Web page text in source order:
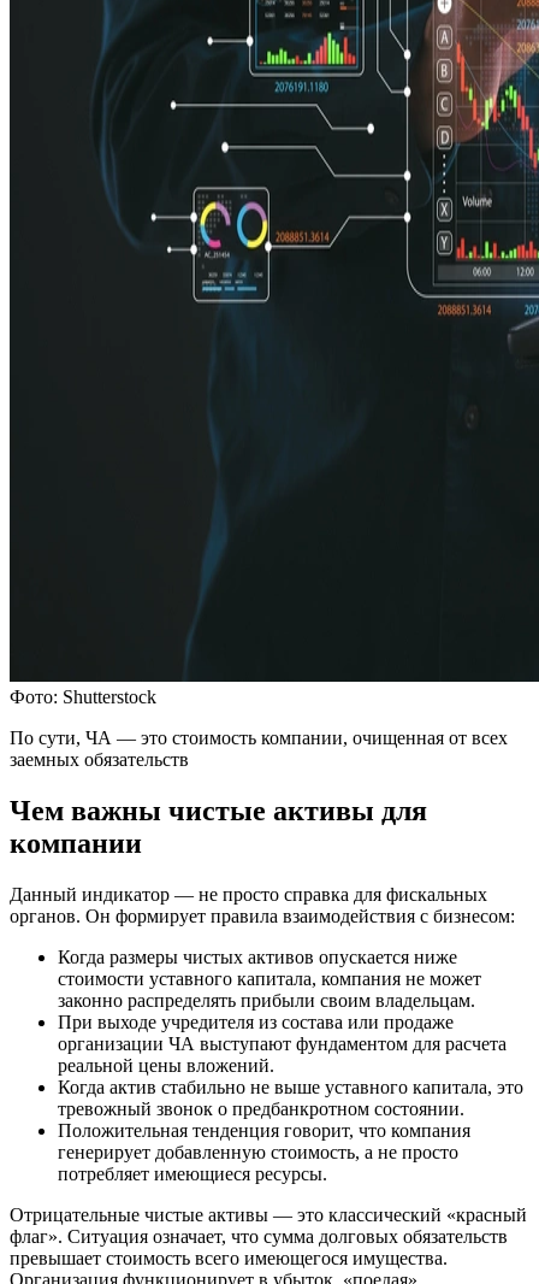
Фото: Shutterstock
По сути, ЧА ― это стоимость компании, очищенная от всех
заемных обязательств
Чем важны чистые активы для
компании
Данный индикатор — не просто справка для фискальных
органов. Он формирует правила взаимодействия с бизнесом:
Когда размеры чистых активов опускается ниже
стоимости уставного капитала, компания не может
законно распределять прибыли своим владельцам.
При выходе учредителя из состава или продаже
организации ЧА выступают фундаментом для расчета
реальной цены вложений.
Когда актив стабильно не выше уставного капитала, это
тревожный звонок о предбанкротном состоянии.
Положительная тенденция говорит, что компания
генерирует добавленную стоимость, а не просто
потребляет имеющиеся ресурсы.
Отрицательные чистые активы — это классический «красный
флаг». Ситуация означает, что сумма долговых обязательств
превышает стоимость всего имеющегося имущества.
Организация функционирует в убыток, «поедая»